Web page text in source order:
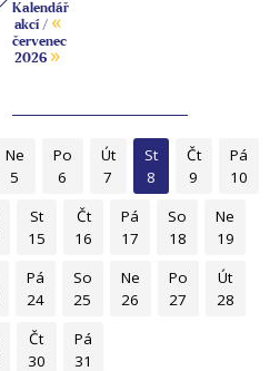
Kalendář
akcí / «
červenec
2026 »
Ne
5
Po
6
Út
7
St
8
Čt
9
Pá
10
St
15
Čt
16
Pá
17
So
18
Ne
19
Pá
24
So
25
Ne
26
Po
27
Út
28
Čt
30
Pá
31